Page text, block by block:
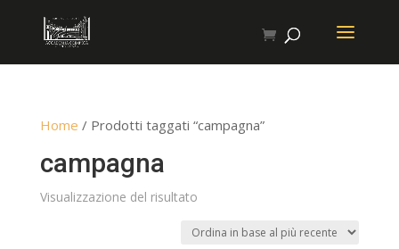
Home / Prodotti taggati “campagna”
campagna
Visualizzazione del risultato